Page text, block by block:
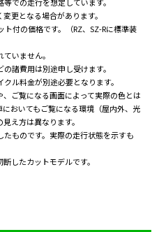
更となる場合があります。
付の価格です。（RZ、SZ-Rに標準装
いません。
諸費用は別途申し受けます。
ル料金が別途必要となります。
ご覧になる画面によって実際の色とは
おいてもご覧になる環境（屋内外、光
え方は異なります。
ものです。実際の走行状態を示すも
したカットモデルです。